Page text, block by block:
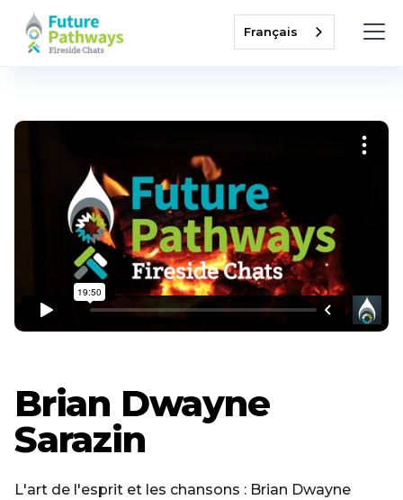
Français
Brian Dwayne
Sarazin
L'art de l'esprit et les chansons : Brian Dwayne